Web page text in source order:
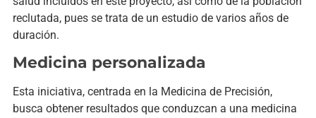
reclutada, pues se trata de un estudio de varios años de
duración.
Medicina personalizada
Esta iniciativa, centrada en la Medicina de Precisión,
busca obtener resultados que conduzcan a una medicina